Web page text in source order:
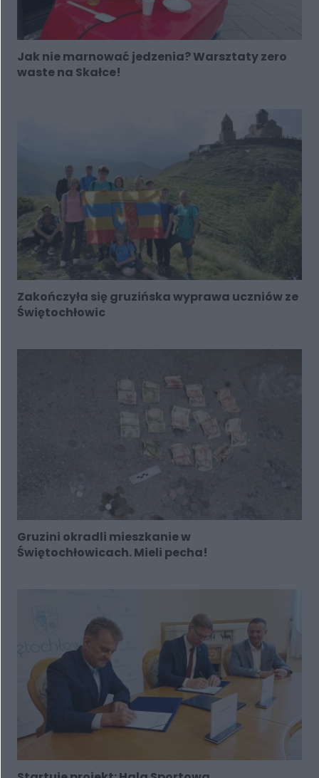
Jak nie marnować jedzenia? Warsztaty zero
waste na Skałce!
Zakończyła się gruzińska wyprawa uczniów ze
Świętochłowic
Gruzini okradli mieszkanie w
Świętochłowicach. Mieli pecha!